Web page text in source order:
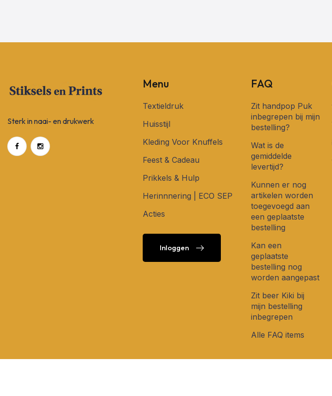
Sterk in naai- en drukwerk
Menu
Textieldruk
Huisstijl
Kleding Voor Knuffels
Feest & Cadeau
Prikkels & Hulp
Herinnnering | ECO SEP
Acties
Inloggen
FAQ
Zit handpop Puk
inbegrepen bij mijn
bestelling?
Wat is de
gemiddelde
levertijd?
Kunnen er nog
artikelen worden
toegevoegd aan
een geplaatste
bestelling
Kan een
geplaatste
bestelling nog
worden aangepast
Zit beer Kiki bij
mijn bestelling
inbegrepen
Alle FAQ items